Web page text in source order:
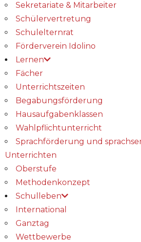
Sekretariate & Mitarbeiter
Schülervertretung
Schulelternrat
Förderverein Idolino
Lernen
Fächer
Unterrichtszeiten
Begabungs­förderung
Hausaufgabenklassen
Wahlpflichtunterricht
Sprachförderung und
Unterrichten
Oberstufe
Methodenkonzept
Schulleben
International
Ganztag
Wettbewerbe